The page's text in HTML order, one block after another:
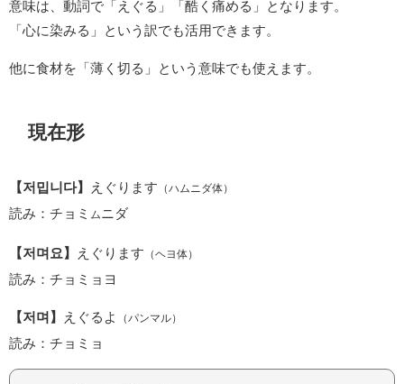
意味は、動詞で「えぐる」「酷く痛める」となります。
「心に染みる」という訳でも活用できます。
他に食材を「薄く切る」という意味でも使えます。
現在形
【저밉니다】 えぐります （ハムニダ体）
読み：チョミ ム ニダ
【저며요】 えぐります （ヘヨ体）
読み：チョミョヨ
【저며】 えぐるよ （パンマル）
読み：チョミョ